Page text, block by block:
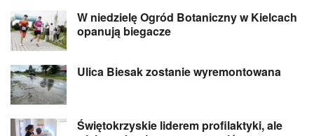
W niedzielę Ogród Botaniczny w Kielcach
opanują biegacze
Ulica Biesak zostanie wyremontowana
Świętokrzyskie liderem profilaktyki, ale